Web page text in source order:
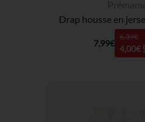
Drap housse en
7,99€
6,39€
4,00€